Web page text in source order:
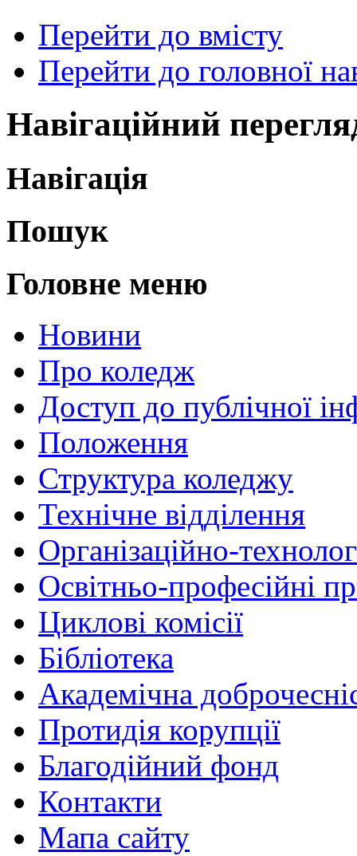
Перейти до вмісту
Перейти до головної
Навігаційний
Навігація
Пошук
Головне меню
Новини
Про коледж
Доступ до публічної
Положення
Структура коледжу
Технічне відділення
Організаційно-
Освітньо-професійні
Циклові комісії
Бібліотека
Академічна
Протидія корупції
Благодійний фонд
Контакти
Мапа сайту